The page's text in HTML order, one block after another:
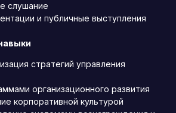
слушание
и публичные выступления
стратегий управления
организационного развития
корпоративной культурой